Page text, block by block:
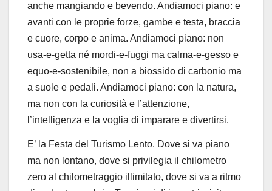
anche mangiando e bevendo. Andiamoci piano: e
avanti con le proprie forze, gambe e testa, braccia
e cuore, corpo e anima. Andiamoci piano: non
usa-e-getta né mordi-e-fuggi ma calma-e-gesso e
equo-e-sostenibile, non a biossido di carbonio ma
a suole e pedali. Andiamoci piano: con la natura,
ma non con la curiosità e l’attenzione,
l’intelligenza e la voglia di imparare e divertirsi.
E’ la Festa del Turismo Lento. Dove si va piano
ma non lontano, dove si privilegia il chilometro
zero al chilometraggio illimitato, dove si va a ritmo